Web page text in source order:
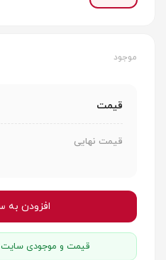
موجود
قیمت
قیمت نهایی
افزودن به
قیمت و موجودی